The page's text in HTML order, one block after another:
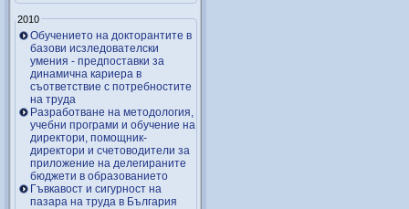
2010
Обучението на докторантите в
базови исзледователски
умения - предпоставки за
динамична кариера в
съответствие с потребностите
на труда
Разработване на методология,
учебни програми и обучение на
директори, помощник-
директори и счетоводители за
приложение на делегираните
бюджети в образованието
Гъвкавост и сигурност на
пазара на труда в България